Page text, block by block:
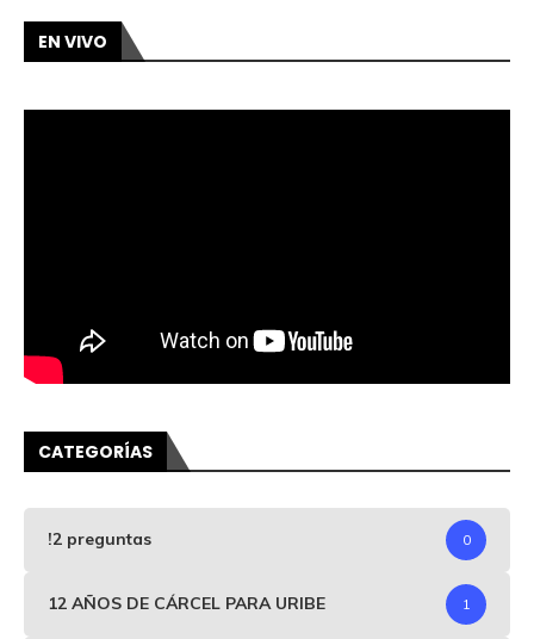
EN VIVO
CATEGORÍAS
!2 preguntas 0
12 AÑOS DE CÁRCEL PARA URIBE 1